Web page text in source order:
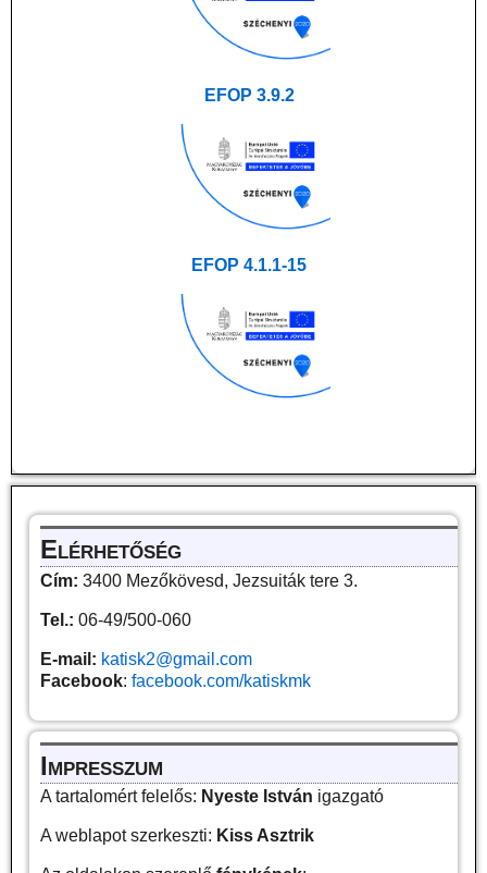
EFOP 3.9.2
EFOP 4.1.1-15
Elérhetőség
Cím: 3400 Mezőkövesd, Jezsuiták tere 3.
Tel.: 06-49/500-060
E-mail: katisk2@gmail.com
Facebook: facebook.com/katiskmk
Impresszum
A tartalomért felelős: Nyeste István igazgató
A weblapot szerkeszti: Kiss Asztrik